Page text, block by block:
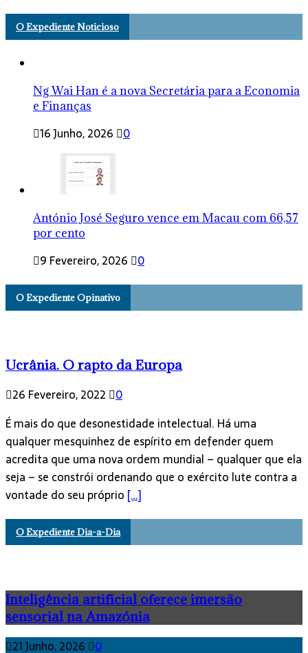
O Expediente Noticioso
Ng Wai Han é a nova Secretária para a Economia
e Finanças
16 Junho, 2026 0
António José Seguro vence em Macau com 66,57
por cento
9 Fevereiro, 2026 0
O Expediente Opinativo
Ucrânia. O rapto da Europa
26 Fevereiro, 2022 0
É mais do que desonestidade intelectual. Há uma
qualquer mesquinhez de espírito em defender quem
acredita que uma nova ordem mundial – qualquer que ela
seja – se constrói ordenando que o exército lute contra a
vontade do seu próprio […]
O Expediente Dia-a-Dia
Inteligência artificial oferece imersão
sensorial na Amazónia
21 Junho, 2026 0